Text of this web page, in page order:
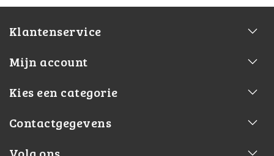
Klantenservice
Mijn account
Kies een categorie
Contactgegevens